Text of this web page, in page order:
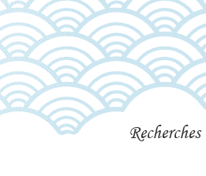
Recherches